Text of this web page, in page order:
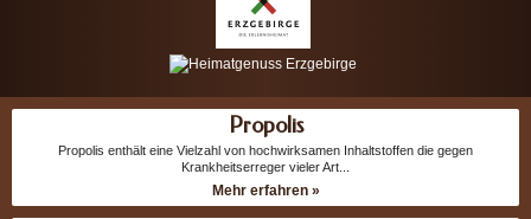
Propolis
Propolis enthält eine Vielzahl von hochwirksamen Inhaltstoffen die gegen
Krankheitserreger vieler Art...
Mehr erfahren »